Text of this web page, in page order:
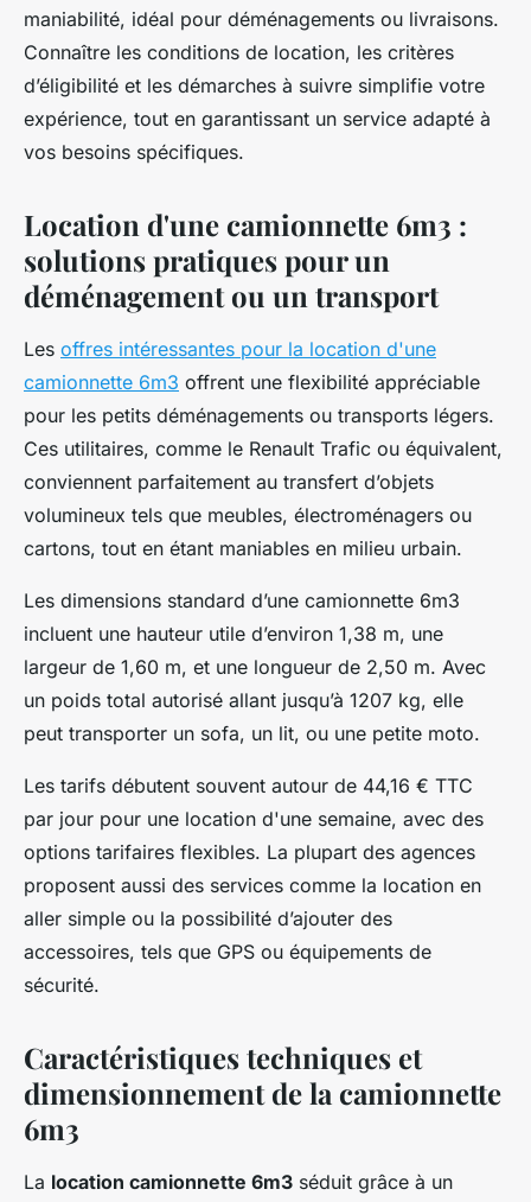
maniabilité, idéal pour déménagements ou livraisons.
Connaître les conditions de location, les critères
d’éligibilité et les démarches à suivre simplifie votre
expérience, tout en garantissant un service adapté à
vos besoins spécifiques.
Location d'une camionnette 6m3 :
solutions pratiques pour un
déménagement ou un transport
Les offres intéressantes pour la location d'une
camionnette 6m3 offrent une flexibilité appréciable
pour les petits déménagements ou transports légers.
Ces utilitaires, comme le Renault Trafic ou équivalent,
conviennent parfaitement au transfert d’objets
volumineux tels que meubles, électroménagers ou
cartons, tout en étant maniables en milieu urbain.
Les dimensions standard d’une camionnette 6m3
incluent une hauteur utile d’environ 1,38 m, une
largeur de 1,60 m, et une longueur de 2,50 m. Avec
un poids total autorisé allant jusqu’à 1207 kg, elle
peut transporter un sofa, un lit, ou une petite moto.
Les tarifs débutent souvent autour de 44,16 € TTC
par jour pour une location d'une semaine, avec des
options tarifaires flexibles. La plupart des agences
proposent aussi des services comme la location en
aller simple ou la possibilité d’ajouter des
accessoires, tels que GPS ou équipements de
sécurité.
Caractéristiques techniques et
dimensionnement de la camionnette
6m3
La location camionnette 6m3 séduit grâce à un